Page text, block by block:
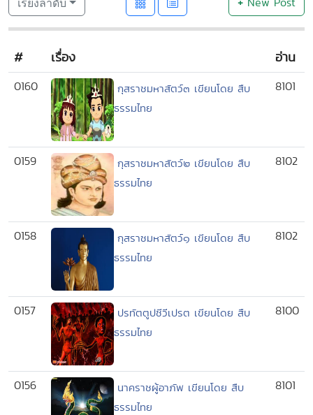
# เรื่อง อ่าน
0160
กุสราชมหาสัตว์๓ เขียนโดย สืบ
ธรรมไทย
8101
0159
กุสราชมหาสัตว์๒ เขียนโดย สืบ
ธรรมไทย
8102
0158
กุสราชมหาสัตว์๑ เขียนโดย สืบ
ธรรมไทย
8102
0157
ปรทัตตูปชีวีเปรต เขียนโดย สืบ
ธรรมไทย
8100
0156
นาคราชผู้อาภัพ เขียนโดย สืบ
ธรรมไทย
8101